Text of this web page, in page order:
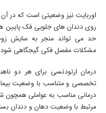
اوربایت نیز وضعیتی است که در
روی دندان های جلویی فک پایین
حد می تواند منجر به سایش
مشکلات مفصل فکی گیجگاهی
درمان ارتودنسی برای هر دو
تخصصی و متناسب با وضعیت
درمانی مناسب به عواملی همچون
مرتبط با وضعیت دهان و دندان